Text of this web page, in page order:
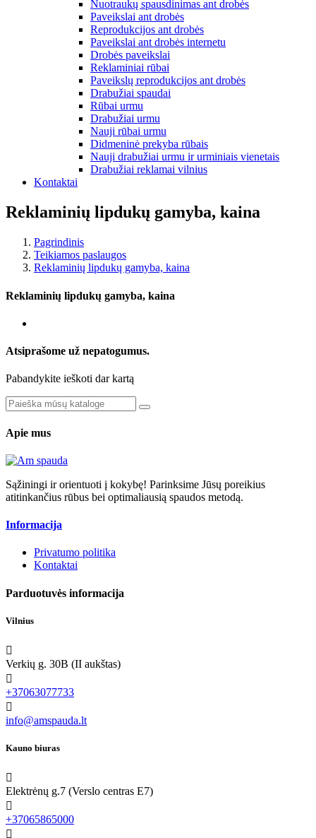
Nuotraukų spausdinimas ant drobės
Paveikslai ant drobės
Reprodukcijos ant drobės
Paveikslai ant drobės internetu
Drobės paveikslai
Reklaminiai rūbai
Paveikslų reprodukcijos ant drobės
Drabužiai spaudai
Rūbai urmu
Drabužiai urmu
Nauji rūbai urmu
Didmeninė prekyba rūbais
Nauji drabužiai urmu ir urminiais vienetais
Drabužiai reklamai vilnius
Kontaktai
Reklaminių lipdukų gamyba, kaina
Pagrindinis
Teikiamos paslaugos
Reklaminių lipdukų gamyba, kaina
Reklaminių lipdukų gamyba, kaina
Atsiprašome už nepatogumus.
Pabandykite ieškoti dar kartą
Apie mus
Sąžiningi ir orientuoti į kokybę! Parinksime Jūsų poreikius
atitinkančius rūbus bei optimaliausią spaudos metodą.
Informacija
Privatumo politika
Kontaktai
Parduotuvės informacija
Vilnius

Verkių g. 30B (II aukštas)

+37063077733

info@amspauda.lt
Kauno biuras

Elektrėnų g.7 (Verslo centras E7)

+37065865000
